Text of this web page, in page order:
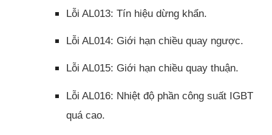
Lỗi AL013: Tín hiệu dừng khẩn.
Lỗi AL014: Giới hạn chiều quay ngược.
Lỗi AL015: Giới hạn chiều quay thuận.
Lỗi AL016: Nhiệt độ phần công suất IGBT
quá cao.